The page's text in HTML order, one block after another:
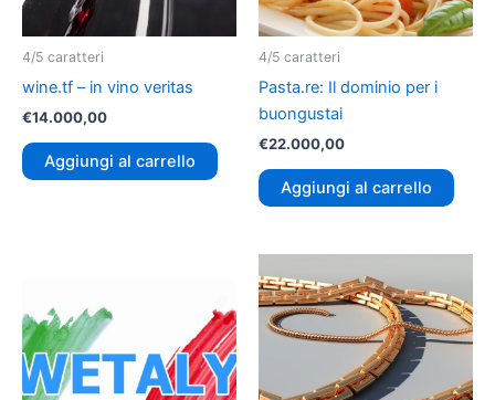
4/5 caratteri
wine.tf – in vino veritas
€14.000,00
Aggiungi al carrello
4/5 caratteri
Pasta.re: Il dominio per i
buongustai
€22.000,00
Aggiungi al carrello